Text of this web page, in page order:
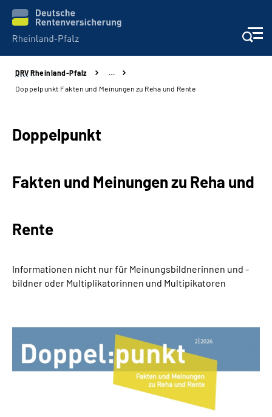
Unsere Leistungen
Online-Services
Karriere
Inhalte in Gebärdensprache (DGS)
Suche
Mein Kundenportal
DRV Rheinland-Pfalz
…
Doppelpunkt­ Fakten und Meinungen zu Reha und Rente
Doppelpunkt­
Fakten und Meinungen zu Reha und
Rente
Informationen nicht nur für Meinungsbildnerinnen und -
bildner oder Multiplikatorinnen und Multipikatoren